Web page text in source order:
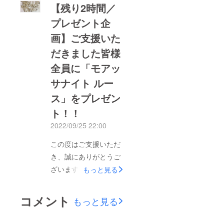
は発送できる見込みで
ございます。発送完了
いたしましたら、また
報告させていただきま
す。リターン到着まで
今しばらくお待ちくだ
さいませ。
【残り2時間／
プレゼント企
画】ご支援いた
だきました皆様
全員に「モアッ
サナイト ルー
ス」をプレゼン
ト！！
2022/09/25 22:00
この度はご支援いただ
き、誠にありがとうご
ざいます。おかげさま
230,000円以上のご支
援総額をいただいてお
もっと見る
コメント もっと見る